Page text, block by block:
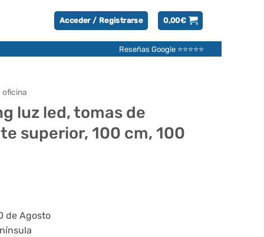
Acceder / Registrarse 0,00€
Reseñas Google ⭐⭐⭐⭐⭐
oficina
luz led, tomas de
superior, 100 cm, 100
de Agosto